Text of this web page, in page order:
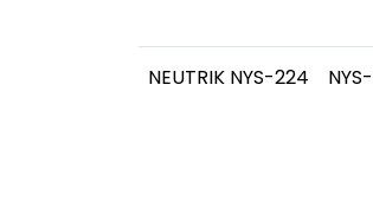
NEUTRIK NYS-224